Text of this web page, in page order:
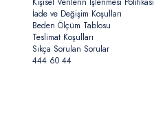
İade ve Değişim Koşulları
Beden Ölçüm Tablosu
Teslimat Koşulları
Sıkça Sorulan Sorular
444 60 44